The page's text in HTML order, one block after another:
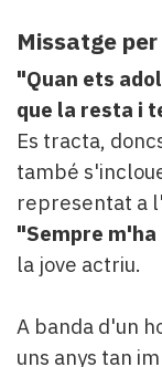
Missatge
"Quan ets
que la resta i
Es tracta,
també
representat a
"Sempre
la jove actriu.
A banda d'un
uns anys tan